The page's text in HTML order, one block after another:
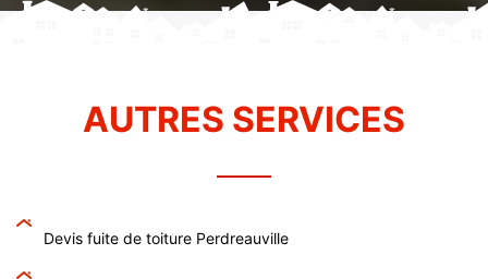
AUTRES SERVICES
Devis fuite de toiture Perdreauville